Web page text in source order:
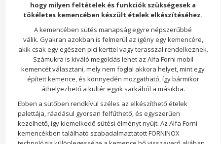
hogy milyen feltételek és funkciók szükségesek a
tökéletes kemencében készült ételek elkészítéséhez.
A kemencében sütés manapság egyre népszerűbbé
válik. Gyakran azokban is felmerül az igény egy kemencére,
akik csak egy egészen pici kerttel vagy terasszal rendelkeznek.
Számukra is kiváló megoldás lehet az Alfa Forni mobil
kemencét választani, mely nem foglal akkora helyet, mint egy
épített kemence, és könnyedén mozgatható, így bármikor
áthelyezhető a kültér egyik sarkából a másikba.
Ebben a sütőben rendkívül széles az elkészíthető ételek
palettája, ráadásul gyorsan felfűthető, és egyszerűen
kezelhető, így kiemelkedő sütési élményt nyújt. Az Alfa Forni
kemencékben található szabadalmaztatott FORNINOX